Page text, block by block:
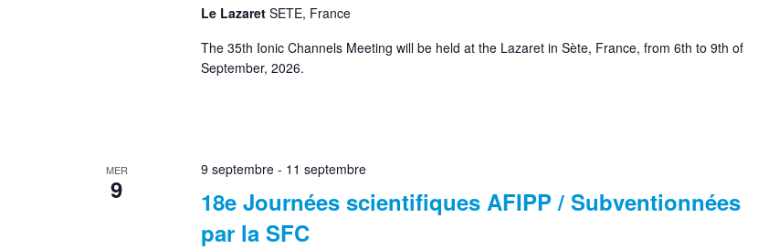
Le Lazaret SETE, France
The 35th Ionic Channels Meeting will be held at the Lazaret in Sète, France, from 6th to 9th of
September, 2026.
MER
9
18e Journées scientifiques AFIPP / Subventionnées
par la SFC
9 septembre- 11 septembre